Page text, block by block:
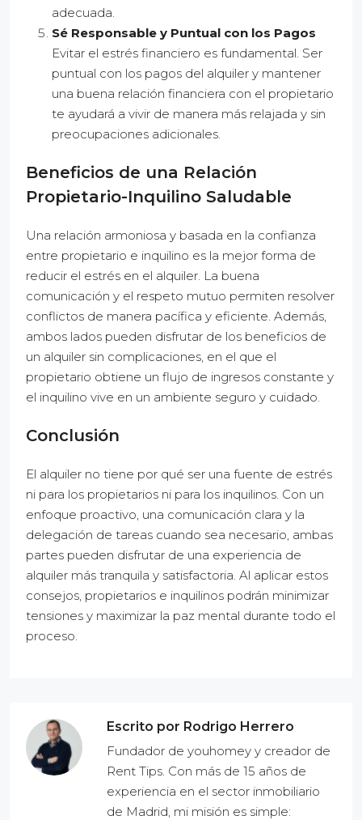
adecuada.
Sé Responsable y Puntual con los Pagos
Evitar el estrés financiero es fundamental. Ser
puntual con los pagos del alquiler y mantener
una buena relación financiera con el propietario
te ayudará a vivir de manera más relajada y sin
preocupaciones adicionales.
Beneficios de una Relación
Propietario-Inquilino Saludable
Una relación armoniosa y basada en la confianza
entre propietario e inquilino es la mejor forma de
reducir el estrés en el alquiler. La buena
comunicación y el respeto mutuo permiten resolver
conflictos de manera pacífica y eficiente. Además,
ambos lados pueden disfrutar de los beneficios de
un alquiler sin complicaciones, en el que el
propietario obtiene un flujo de ingresos constante y
el inquilino vive en un ambiente seguro y cuidado.
Conclusión
El alquiler no tiene por qué ser una fuente de estrés
ni para los propietarios ni para los inquilinos. Con un
enfoque proactivo, una comunicación clara y la
delegación de tareas cuando sea necesario, ambas
partes pueden disfrutar de una experiencia de
alquiler más tranquila y satisfactoria. Al aplicar estos
consejos, propietarios e inquilinos podrán minimizar
tensiones y maximizar la paz mental durante todo el
proceso.
Escrito por Rodrigo Herrero
Fundador de youhomey y creador de
Rent Tips. Con más de 15 años de
experiencia en el sector inmobiliario
de Madrid, mi misión es simple: